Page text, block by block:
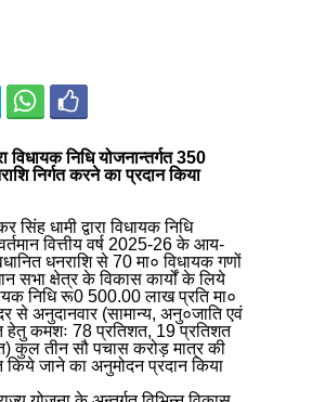
विधायक निधि योजनान्तर्गत 350
निर्गत करने का प्रदान किया
सिंह धामी द्वारा विधायक निधि
वित्तीय वर्ष 2025-26 के आय-
धनराशि से 70 मा० विधायक गणों
सभा क्षेत्र के विकास कार्यों के लिये
निधि रू0 500.00 लाख प्रति मा०
से अनुदानवार (सामान्य, अनु०जाति एवं
हेतु कमशः 78 प्रतिशत, 19 प्रतिशत
कुल तीन सौ पचास करोड़ मात्र की
किये जाने का अनुमोदन प्रदान किया